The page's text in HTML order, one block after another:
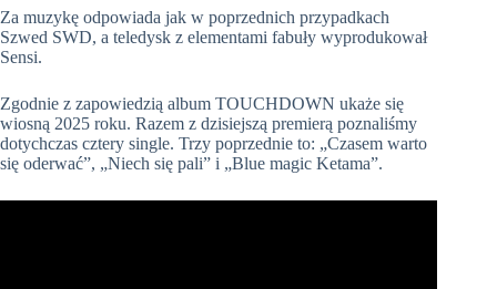
Za muzykę odpowiada jak w poprzednich przypadkach
Szwed SWD, a teledysk z elementami fabuły wyprodukował
Sensi.
Zgodnie z zapowiedzią album TOUCHDOWN ukaże się
wiosną 2025 roku. Razem z dzisiejszą premierą poznaliśmy
dotychczas cztery single. Trzy poprzednie to: „Czasem warto
się oderwać”, „Niech się pali” i „Blue magic Ketama”.